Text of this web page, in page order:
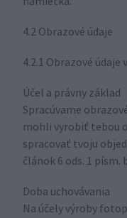
4.2 Obrazové údaje
4.2.1 Obrazové
Účel a právny základ
Spracúvame
mohli vyrobiť tebou
spracovať tvoju
článok 6 ods. 1 písm.
Doba uchovávania
Na účely výroby